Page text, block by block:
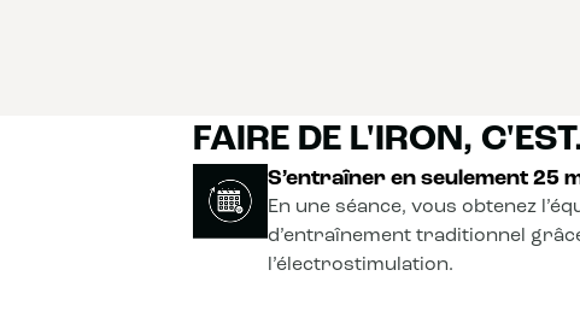
FAIRE DE L'IRON,
S’entraîner en seulement 25
En une séance, vous obtenez
d’entraînement traditionnel
l’électrostimulation.